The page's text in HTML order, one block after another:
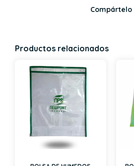
Compártelo
Productos relacionados